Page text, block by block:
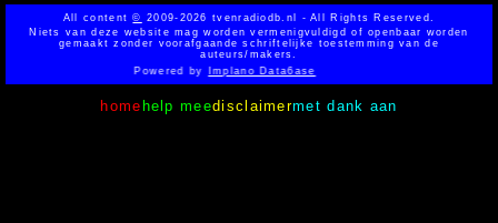
All content© 2009-2026 tvenradiodb.nl - All Rights Reserved.
Niets van deze website mag worden vermenigvuldigd of openbaar worden
gemaakt zonder voorafgaande schriftelijke toestemming van de
auteurs/makers.
Powered byImplano Data6ase
home help meedisclaimermet dank aan